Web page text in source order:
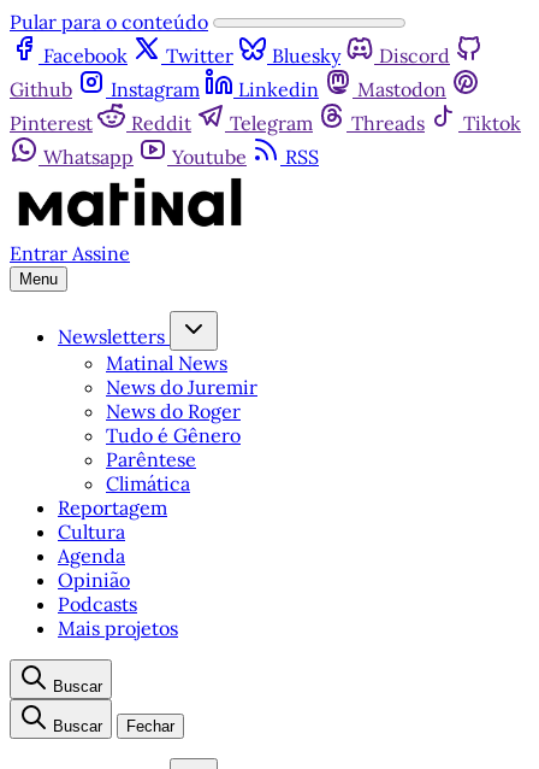
Pular para o conteúdo
Facebook
Twitter Bluesky
Discord
Github
Instagram Linkedin
Mastodon
Pinterest
Reddit Telegram Threads
Tiktok
Whatsapp
Youtube RSS
Entrar Assine
Menu
Newsletters
Matinal News
News do Juremir
News do Roger
Tudo é Gênero
Parêntese
Climática
Reportagem
Cultura
Agenda
Opinião
Podcasts
Mais projetos
Buscar
Buscar Fechar